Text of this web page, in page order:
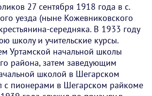
27 сентября 1918 года в с.
уезда (ныне Кожевниковского
середняка. В 1933 году
школу и учительские курсы.
Уртамской начальной школы
района, затем заведующим
школой в Шегарском
с пионерами в Шегарском райкоме